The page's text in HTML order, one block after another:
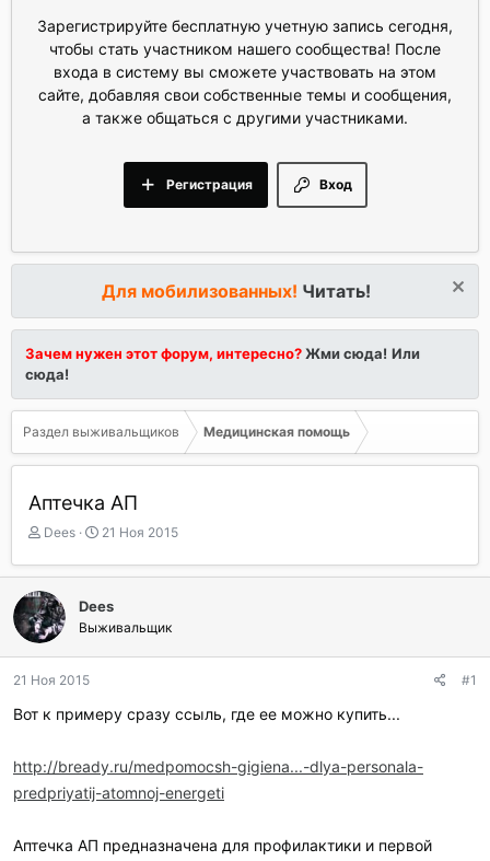
Зарегистрируйте бесплатную учетную запись сегодня,
чтобы стать участником нашего сообщества! После
входа в систему вы сможете участвовать на этом
сайте, добавляя свои собственные темы и сообщения,
а также общаться с другими участниками.
Вход
Регистрация
Для мобилизованных! Читать!
Зачем нужен этот форум, интересно?Жми сюда! Или
сюда!
Раздел выживальщиков Медицинская помощь
Аптечка АП
А
т
о
р
т
ы
Dees
Д
т
н
а
а
21 Ноя 2015
Dees
Выживальщик
21 Ноя 2015 #1
Вот к примеру сразу ссыль, где ее можно купить...
http://bready.ru/medpomocsh-gigiena...-dlya-personala-
predpriyatij-atomnoj-energeti
Аптечка АП предназначена для профилактики и первой